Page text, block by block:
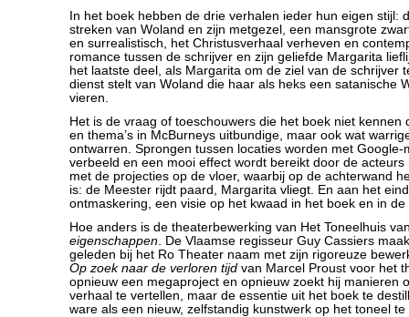
In het boek hebben de drie verhalen ieder hun eigen stijl:
streken van Woland en zijn metgezel, een mansgrote
en surrealistisch, het Christusverhaal verheven en
romance tussen de schrijver en zijn geliefde Margarita
het laatste deel, als Margarita om de ziel van de schrijver
dienst stelt van Woland die haar als heks een satanische
vieren.
Het is de vraag of toeschouwers die het boek niet kennen
en thema’s in McBurneys uitbundige, maar ook wat
ontwarren. Sprongen tussen locaties worden met Google-
verbeeld en een mooi effect wordt bereikt door de
met de projecties op de vloer, waarbij op de achterwand
is: de Meester rijdt paard, Margarita vliegt. En aan het
ontmaskering, een visie op het kwaad in het boek en in de
Hoe anders is de theaterbewerking van Het Toneelhuis
eigenschappen. De Vlaamse regisseur Guy Cassiers
geleden bij het Ro Theater naam met zijn rigoreuze
Op zoek naar de verloren tijd van Marcel Proust voor het
opnieuw een megaproject en opnieuw zoekt hij manieren
verhaal te vertellen, maar de essentie uit het boek te
ware als een nieuw, zelfstandig kunstwerk op het toneel te